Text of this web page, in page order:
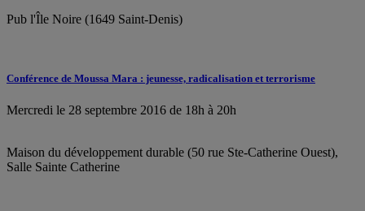
Pub l'Île Noire (1649 Saint-Denis)
Conférence de Moussa Mara : jeunesse, radicalisation et terrorisme
Mercredi le 28 septembre 2016 de 18h à 20h
Maison du développement durable (50 rue Ste-Catherine Ouest),
Salle Sainte Catherine